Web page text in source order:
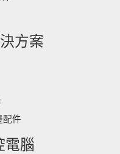
方案
配件
電腦